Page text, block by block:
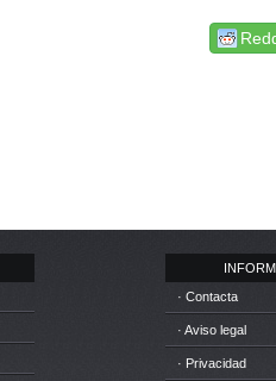
· Contacta
· Aviso legal
· Privacidad